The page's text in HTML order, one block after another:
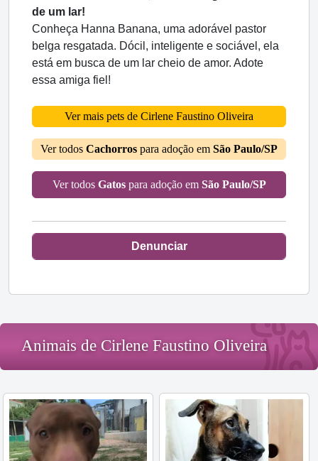
de um lar!
Conheça Hanna Banana, uma adorável pastor
belga resgatada. Dócil, inteligente e sociável, ela
está em busca de um lar cheio de amor. Adote
essa amiga fiel!
Ver mais pets de Cirlene Faustino Oliveira
Ver todos Cachorros para adoção em São Paulo/SP
Ver todos Gatospara adoção em São Paulo/SP
Denunciar
Animais de Cirlene Faustino Oliveira